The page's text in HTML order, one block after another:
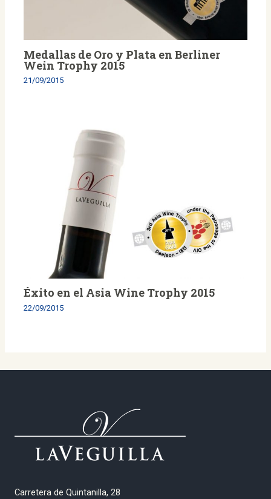
Medallas de Oro y Plata en Berliner
Wein Trophy 2015
21/09/2015
Éxito en el Asia Wine Trophy 2015
22/09/2015
Carretera de Quintanilla, 28